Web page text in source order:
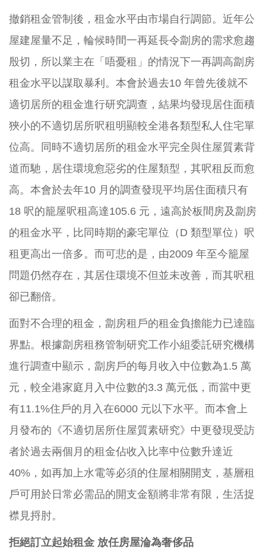
撤銷租金管制後，租金水平由市場自行調節。近年公
屋建屋量不足，輪候時間一再延長令劏房的需求愈趨
殷切，所以業主在「唔憂租」的情況下一再調高劏房
租金水平以謀取暴利。本會於過去10 年曾先後就不
適切居所的租金進行研究調查，結果均發現居住面積
狹小的不適切居所呎租明顯較全港各類型私人住宅單
位高。同時不適切居所的租金水平完全與住屋質素背
道而馳，居住環境愈惡劣的住屋類型，其呎租反而愈
高。本會於去年10 月的調查發現平均居住面積只有
18 呎的籠屋呎租高達105.6 元，遠高於板間房及劏房
的租金水平，比同時期的豪宅單位（D 類型單位）呎
租更高出一倍多。而可悲的是，由2009 年至今籠屋
問題仍然存在，其居住環境不但並未改善，而其呎租
卻已翻倍。
面對不合理的租金，劏房租戶的租金負擔能力已達臨
界點。根據劏房租務管制研究工作小組委託研究機構
進行調查中顯示，劏房戶的每月收入中位數為1.5 萬
元，較全港家庭月入中位數的3.3 萬元低，而當中更
有11.1%住戶的月入在6000 元以下水平。而本會上
月發布的《不適切居所住屋質素研究》中更發現受訪
者於過去兩個月的租金佔收入比率中位數升達近
40%，如再加上水電等必須的住屋相關開支，基層租
戶可用於日常必需品的開支金額將非常有限，生活捉
襟見捋肘。
拒絕訂立起始租金 放任房屋淪為奢侈品